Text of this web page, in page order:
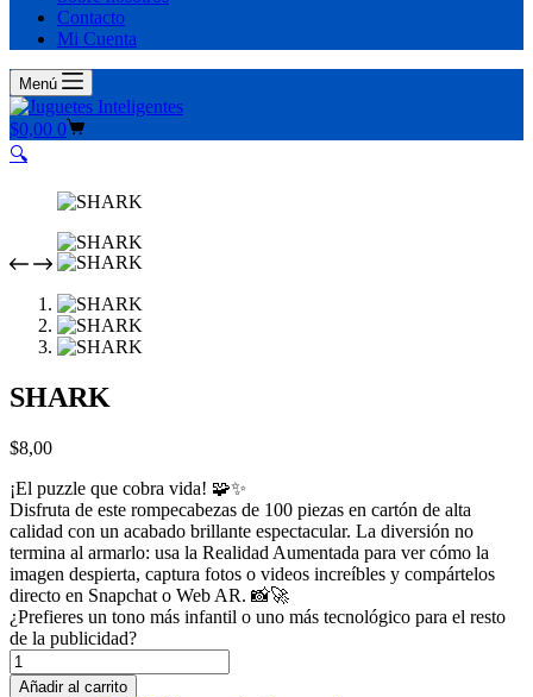
Contacto
Mi Cuenta
Menú
Carro
de
compra
$0,00 0
🔍
SHARK
$8,00
¡El puzzle que cobra vida! 🧩✨
Disfruta de este rompecabezas de 100 piezas en cartón de alta
calidad con un acabado brillante espectacular. La diversión no
termina al armarlo: usa la Realidad Aumentada para ver cómo la
imagen despierta, captura fotos o videos increíbles y compártelos
directo en Snapchat o Web AR. 📸🚀
¿Prefieres un tono más infantil o uno más tecnológico para el resto
de la publicidad?
SHARK
cantidad
Añadir al carrito